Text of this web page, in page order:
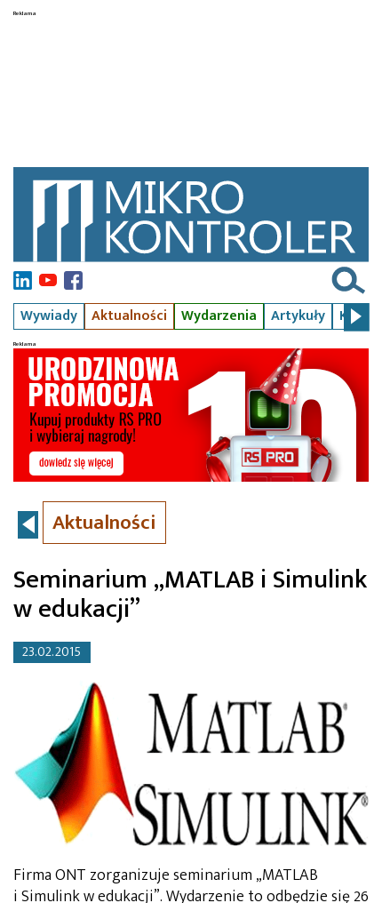
Wywiady Aktualności Wydarzenia Artykuły Kursy
Aktualności
Seminarium „MATLAB i Simulink
w edukacji”
23.02.2015
Firma ONT zorganizuje seminarium „MATLAB
i Simulink w edukacji”. Wydarzenie to odbędzie się 26